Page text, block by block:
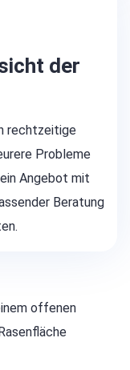
der
rechtzeitige
Probleme
Angebot mit
Beratung